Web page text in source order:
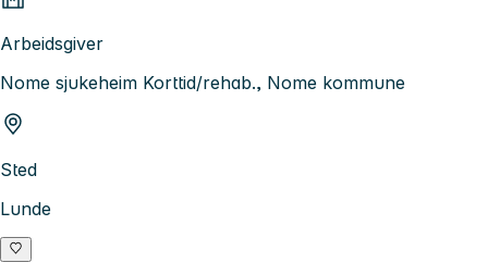
Arbeidsgiver
Nome sjukeheim Korttid/rehab., Nome kommune
Sted
Lunde